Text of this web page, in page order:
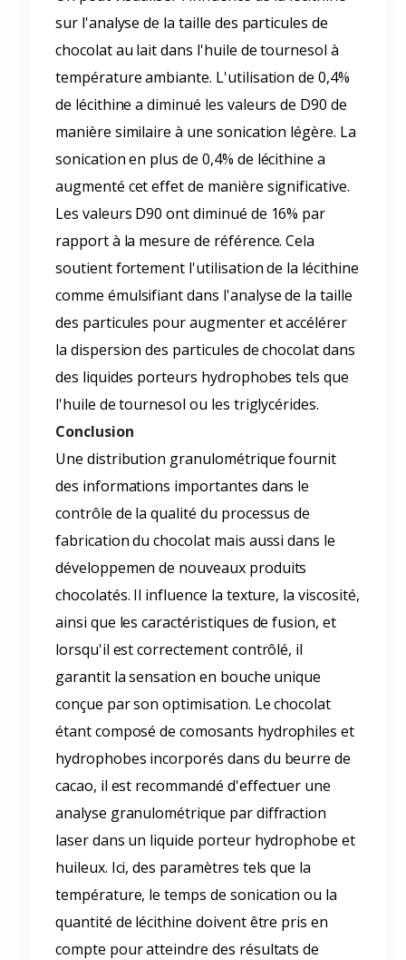
sur l'analyse de la taille des particules de
chocolat au lait dans l'huile de tournesol à
température ambiante. L'utilisation de 0,4%
de lécithine a diminué les valeurs de D90 de
manière similaire à une sonication légère. La
sonication en plus de 0,4% de lécithine a
augmenté cet effet de manière significative.
Les valeurs D90 ont diminué de 16% par
rapport à la mesure de référence. Cela
soutient fortement l'utilisation de la lécithine
comme émulsifiant dans l'analyse de la taille
des particules pour augmenter et accélérer
la dispersion des particules de chocolat dans
des liquides porteurs hydrophobes tels que
l'huile de tournesol ou les triglycérides.
Conclusion
Une distribution granulométrique fournit
des informations importantes dans le
contrôle de la qualité du processus de
fabrication du chocolat mais aussi dans le
développemen de nouveaux produits
chocolatés. Il influence la texture, la viscosité,
ainsi que les caractéristiques de fusion, et
lorsqu'il est correctement contrôlé, il
garantit la sensation en bouche unique
conçue par son optimisation. Le chocolat
étant composé de comosants hydrophiles et
hydrophobes incorporés dans du beurre de
cacao, il est recommandé d'effectuer une
analyse granulométrique par diffraction
laser dans un liquide porteur hydrophobe et
huileux. Ici, des paramètres tels que la
température, le temps de sonication ou la
quantité de lécithine doivent être pris en
compte pour atteindre des résultats de